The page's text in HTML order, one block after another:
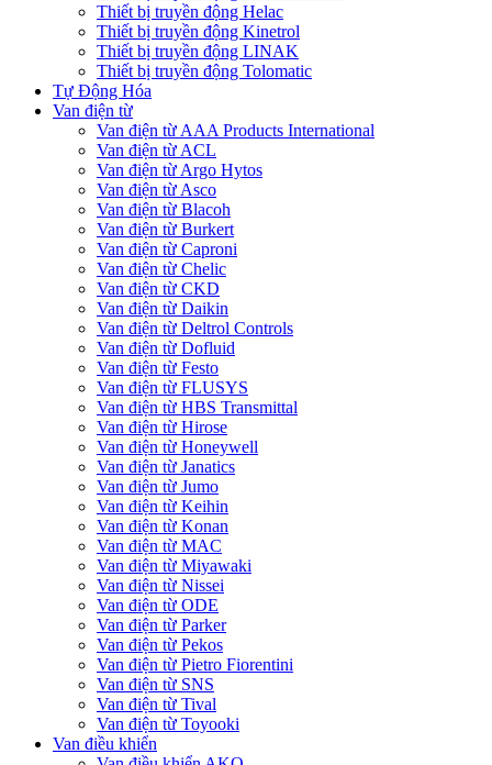
Thiết bị truyền động Helac
Thiết bị truyền động Kinetrol
Thiết bị truyền động LINAK
Thiết bị truyền động Tolomatic
Tự Động Hóa
Van điện từ
Van điện từ AAA Products International
Van điện từ ACL
Van điện từ Argo Hytos
Van điện từ Asco
Van điện từ Blacoh
Van điện từ Burkert
Van điện từ Caproni
Van điện từ Chelic
Van điện từ CKD
Van điện từ Daikin
Van điện từ Deltrol Controls
Van điện từ Dofluid
Van điện từ Festo
Van điện từ FLUSYS
Van điện từ HBS Transmittal
Van điện từ Hirose
Van điện từ Honeywell
Van điện từ Janatics
Van điện từ Jumo
Van điện từ Keihin
Van điện từ Konan
Van điện từ MAC
Van điện từ Miyawaki
Van điện từ Nissei
Van điện từ ODE
Van điện từ Parker
Van điện từ Pekos
Van điện từ Pietro Fiorentini
Van điện từ SNS
Van điện từ Tival
Van điện từ Toyooki
Van điều khiển